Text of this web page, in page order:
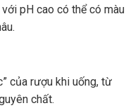
pH cao có thể có màu
của rượu khi uống, từ
chất.